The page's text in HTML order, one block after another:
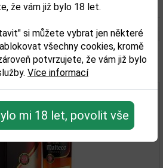
že vám již bylo 18 let.
si můžete vybrat jen některé
všechny cookies, kromě
potvrzujete, že vám již bylo
Více informací
mi 18 let, povolit vše